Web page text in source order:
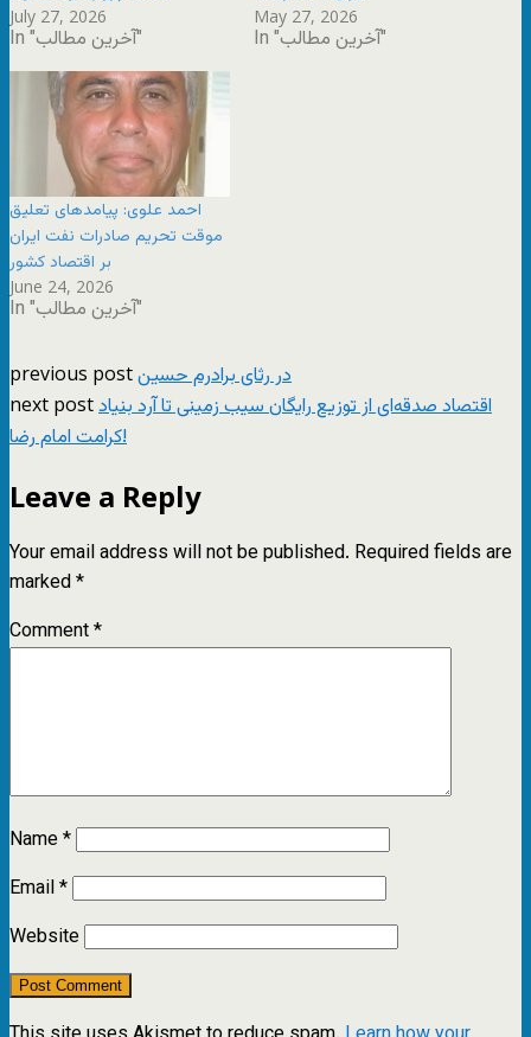
July 27, 2026
In "آخرین مطالب"
May 27, 2026
In "آخرین مطالب"
احمد علوی: پیامدهای تعلیق
موقت تحریم صادرات نفت ایران
بر اقتصاد کشور
June 24, 2026
In "آخرین مطالب"
previous postدر رثای برادرم حسین
next postاقتصاد صدقه‌ای از توزیع رایگان سیب زمینی تا آرد بنیاد
کرامت امام رضا!
Leave a Reply
Your email address will not be published. Required fields are
marked*
Comment*
Name*
Email*
Website